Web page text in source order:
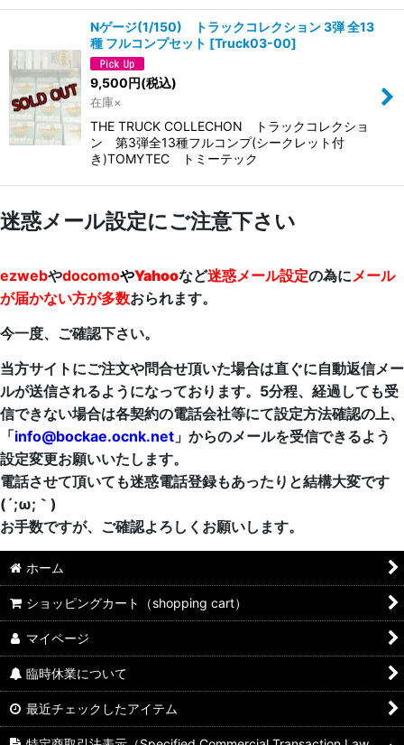
Nゲージ(1/150) トラックコレクション 3弾 全13
種 フルコンプセット [Truck03-00]
9,500円(税込)
在庫×
THE TRUCK COLLECHON トラックコレクショ
ン 第3弾全13種フルコンプ(シークレット付
き)TOMYTEC トミーテック
迷惑メール設定にご注意下さい
ezwebやdocomoやYahooなど迷惑メール設定の為に メール
が届かない方が多数おられます。
今一度、ご確認下さい。
当方サイトにご注文や問合せ頂いた場合は直ぐに自動返信メー
ルが送信されるようになっております。5分程、経過しても受
信できない場合は各契約の電話会社等にて設定方法確認の上、
「info@bockae.ocnk.net 」からのメールを受信できるよう
設定変更お願いいたします。
電話させて頂いても迷惑電話登録もあったりと結構大変です
(´;ω;｀)
お手数ですが、ご確認よろしくお願いします。
ホーム
ショッピングカート（shopping cart）
マイページ
臨時休業について
最近チェックしたアイテム